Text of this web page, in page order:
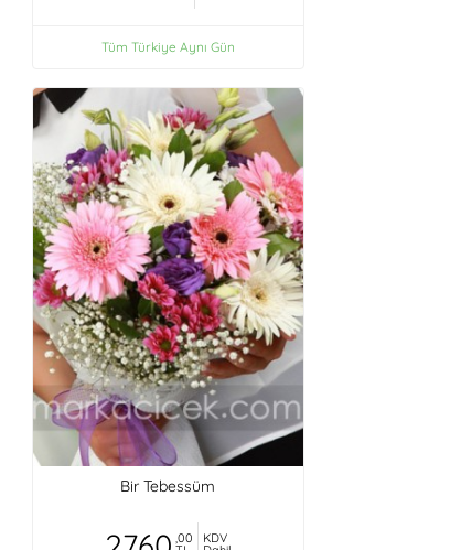
Tüm Türkiye Aynı Gün
Bir Tebessüm
,00 KDV